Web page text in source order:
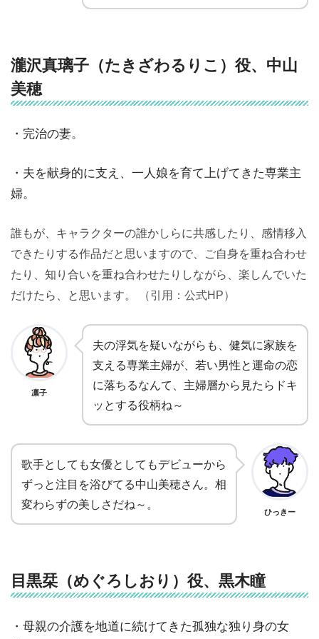
瀧沢真璃子（たきざわるりこ）役、中山
美穂
・完治の妻。
・夫を献身的に支え、一人娘を育て上げてきた専業主
婦。
誰もが、キャラクターの誰かしらに共感したり、感情移入
できたりする作品だと思いますので、ご自身を重ね合わせ
たり、知り合いを重ね合わせたりしながら、楽しんでいた
だけたら、と思います。
（引用：公式HP）
凛子
夫の浮気を疑いながらも、健気に家族を
支える専業主婦が、若い男性と運命の恋
に落ちるなんて、主婦層から見たらドキ
ッとする役柄ね～
歌手としても女優としてもデビューから
ずっと注目を浴びてる中山美穂さん。相
変わらずの美しさだね～。
ひっきー
目黒栞（めぐろしおり）役、黒木瞳
・母親の介護を地道に続けてきた孤独な独り身の女